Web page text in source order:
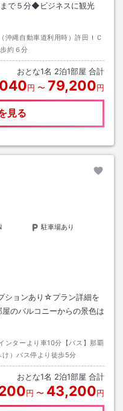
で５分◆ビジネスに観光
沖縄自動車道利用時）許田ＩＣ
約６分
おとな1名 2泊1部屋 合計
円 〜 79,200円
見る
駐車場あり
ションあり☆プラン詳細を
のバルコニーからの景色は
ンターより車10分【バス】那覇
）バス停より徒歩5分
おとな1名 2泊1部屋 合計
円 〜 43,200円